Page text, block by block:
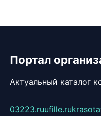
Портал
Актуальный каталог
03223.ruufille.ru